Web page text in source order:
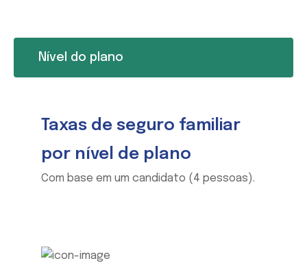
Nível do plano
Taxas de seguro familiar
por nível de plano
Com base em um candidato (4 pessoas).